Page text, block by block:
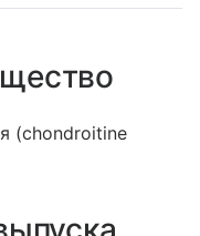
(chondroitine